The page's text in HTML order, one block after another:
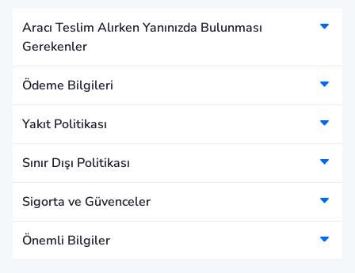
Aracı Teslim Alırken Yanınızda Bulunması
Gerekenler
Ödeme Bilgileri
Yakıt Politikası
Sınır Dışı Politikası
Sigorta ve Güvenceler
Önemli Bilgiler